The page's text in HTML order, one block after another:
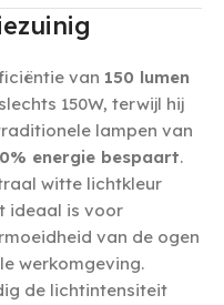
van 150 lumen
150W, terwijl hij
lampen van
energie bespaart.
witte lichtkleur
ideaal is voor
van de ogen
werkomgeving.
de lichtintensiteit